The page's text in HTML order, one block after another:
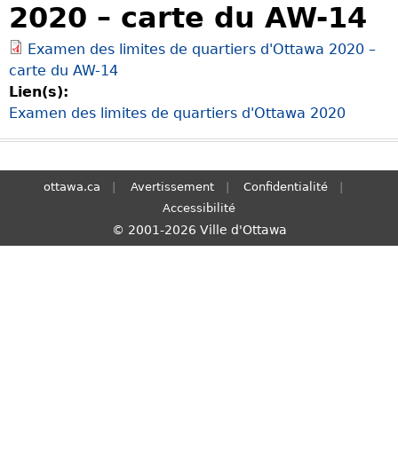
o
u
r
S
e
a
r
2020 – carte du AW-14
Examen des limites de quartiers d'Ottawa 2020 –
carte du AW-14
Lien(s):
Examen des limites de quartiers d'Ottawa 2020
ottawa.ca Avertissement
Confidentialité
Accessibilité
© 2001-2026 Ville d'Ottawa